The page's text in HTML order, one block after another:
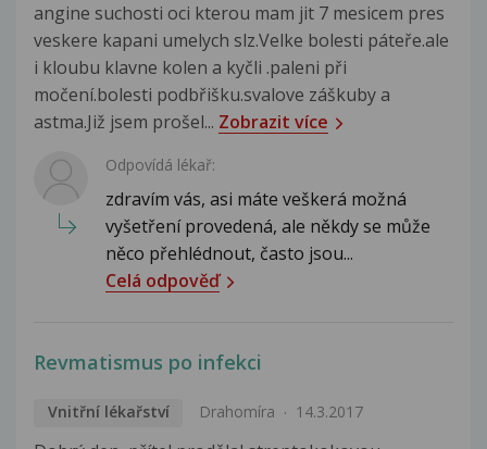
angine suchosti oci kterou mam jit 7 mesicem pres
veskere kapani umelych slz.Velke bolesti páteře.ale
i kloubu klavne kolen a kyčli .paleni při
močení.bolesti podbřišku.svalove záškuby a
astma.Již jsem prošel... Zobrazit více
Odpovídá lékař:
zdravím vás, asi máte veškerá možná
vyšetření provedená, ale někdy se může
něco přehlédnout, často jsou...
Celá odpověď
Revmatismus po infekci
Vnitřní lékařství Drahomíra 14.3.2017